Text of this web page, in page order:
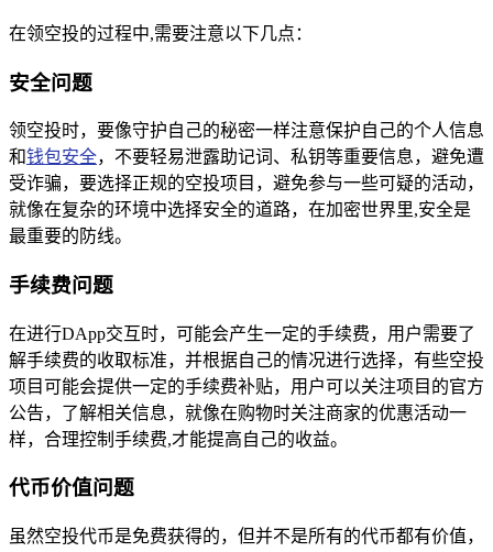
在领空投的过程中,需要注意以下几点：
安全问题
领空投时，要像守护自己的秘密一样注意保护自己的个人信息
和钱包安全，不要轻易泄露助记词、私钥等重要信息，避免遭
受诈骗，要选择正规的空投项目，避免参与一些可疑的活动，
就像在复杂的环境中选择安全的道路，在加密世界里,安全是
最重要的防线。
手续费问题
在进行DApp交互时，可能会产生一定的手续费，用户需要了
解手续费的收取标准，并根据自己的情况进行选择，有些空投
项目可能会提供一定的手续费补贴，用户可以关注项目的官方
公告，了解相关信息，就像在购物时关注商家的优惠活动一
样，合理控制手续费,才能提高自己的收益。
代币价值问题
虽然空投代币是免费获得的，但并不是所有的代币都有价值，